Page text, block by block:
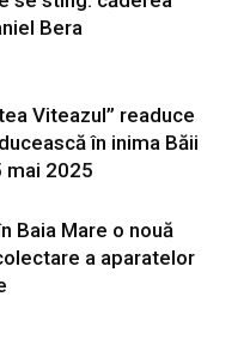
Bera
Viteazul” readuce
în inima Băii
mai 2025
Baia Mare o nouă
a aparatelor